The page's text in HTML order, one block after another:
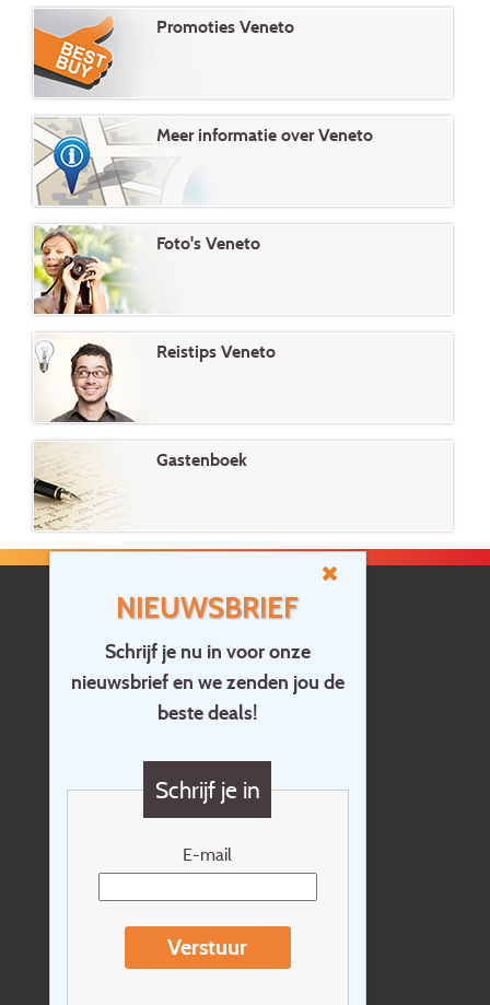
NIEUWSBRIEF
Schrijf je nu in voor onze
nieuwsbrief en we zenden jou de
beste deals!
Schrijf je in
E-mail
Verstuur
Promoties Veneto
Meer informatie over Veneto
Foto's Veneto
Reistips Veneto
Gastenboek
Home
Contact
Vragen?
Cadeaubon
Nieuwsbrief
Reisvoorwaarden